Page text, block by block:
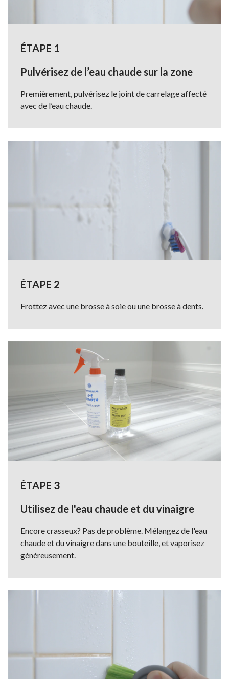
ÉTAPE 1
Pulvérisez de l’eau chaude sur la zone
Premièrement, pulvérisez le joint de carrelage affecté
avec de l’eau chaude.
ÉTAPE 2
Frottez avec une brosse à soie ou une brosse à dents.
ÉTAPE 3
Utilisez de l'eau chaude et du vinaigre
Encore crasseux? Pas de problème. Mélangez de l'eau
chaude et du vinaigre dans une bouteille, et vaporisez
généreusement.